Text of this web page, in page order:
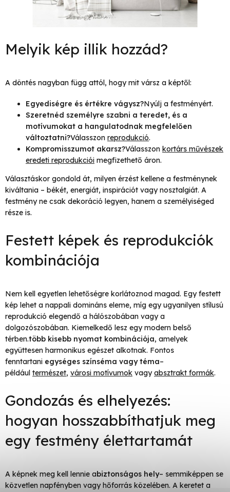
Melyik kép illik hozzád?
A döntés nagyban függ attól, hogy mit vársz a képtől:
Egyediségre és értékre vágysz?Nyúlj a festményért.
Szeretnéd személyre szabni a teredet, és a
motívumokat a hangulatodnak megfelelően
változtatni?Válasszon reprodukció.
Kompromisszumot akarsz?Válasszon kortárs művészek
eredeti reprodukciói megfizethető áron.
Választáskor gondold át, milyen érzést kellene a festménynek
kiváltania – békét, energiát, inspirációt vagy nosztalgiát. A
festmény ne csak dekoráció legyen, hanem a személyiséged
része is.
Festett képek és reprodukciók
kombinációja
Nem kell egyetlen lehetőségre korlátoznod magad. Egy festett
kép lehet a nappali domináns eleme, míg egy ugyanilyen stílusú
reprodukció elegendő a hálószobában vagy a
dolgozószobában. Kiemelkedő lesz egy modern belső
térben.több kisebb nyomat kombinációja, amelyek
együttesen harmonikus egészet alkotnak. Fontos
fenntartani egységes színséma vagy téma–
például természet, városi motívumok vagyabsztrakt formák.
Gondozás és elhelyezés:
hogyan hosszabbíthatjuk meg
egy festmény élettartamát
A képnek meg kell lennie abiztonságos hely– semmiképpen se
közvetlen napfényben vagy hőforrás közelében. A keretet a